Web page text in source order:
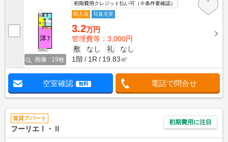
画像 : 19枚
初期費用クレジット払い可（※条件要確認）
即入居
写真充実
3.2万円
管理費等：3,000円
敷
なし 礼
なし
1階
1R 19.83㎡
空室確認 無料 電話で問合せ
賃貸アパート
フーリエⅠ・Ⅱ
初期費用に注目